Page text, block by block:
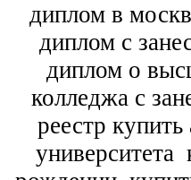
диплом в
диплом с
диплом о
колледжа с
реестр купить
университета